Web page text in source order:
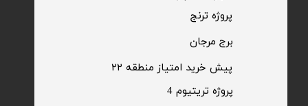
​پروژه ترنج
برج مرجان
پیش خرید امتیاز منطقه ۲۲​​​​​​​
پروژه تریتیوم 4